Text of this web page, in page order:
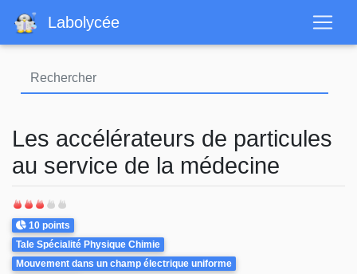
contenu
Labolycée
Les accélérateurs de particules
au service de la médecine
Points
10 points
Theme
Tale Spécialité Physique Chimie
Mouvement dans un champ électrique uniforme